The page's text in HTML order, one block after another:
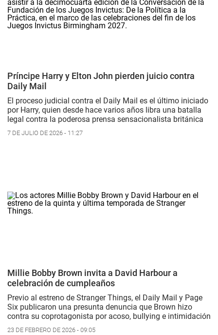
Príncipe Harry y Elton John pierden juicio contra
Daily Mail
El proceso judicial contra el Daily Mail es el último iniciado
por Harry, quien desde hace varios años libra una batalla
legal contra la poderosa prensa sensacionalista británica
7 DE JULIO DE 2026 - 11:27
Millie Bobby Brown invita a David Harbour a
celebración de cumpleaños
Previo al estreno de Stranger Things, el Daily Mail y Page
Six publicaron una presunta denuncia que Brown hizo
contra su coprotagonista por acoso, bullying e intimidación
23 DE FEBRERO DE 2026 - 09:05